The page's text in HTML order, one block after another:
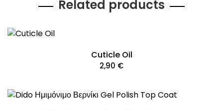
Related products
Cuticle Oil
2,90 €